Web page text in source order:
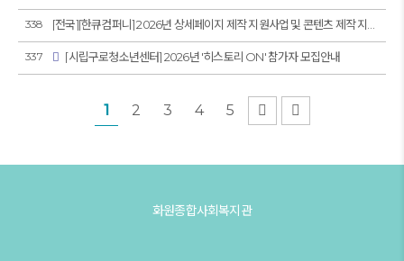
338
337 [시립구로청소년센터] 2026년 '히스토리 ON' 참가자 모집안내
열린
1페이지
2 페이지
3페이지
4페이지
5페이지 다음
화원종합사회복지관